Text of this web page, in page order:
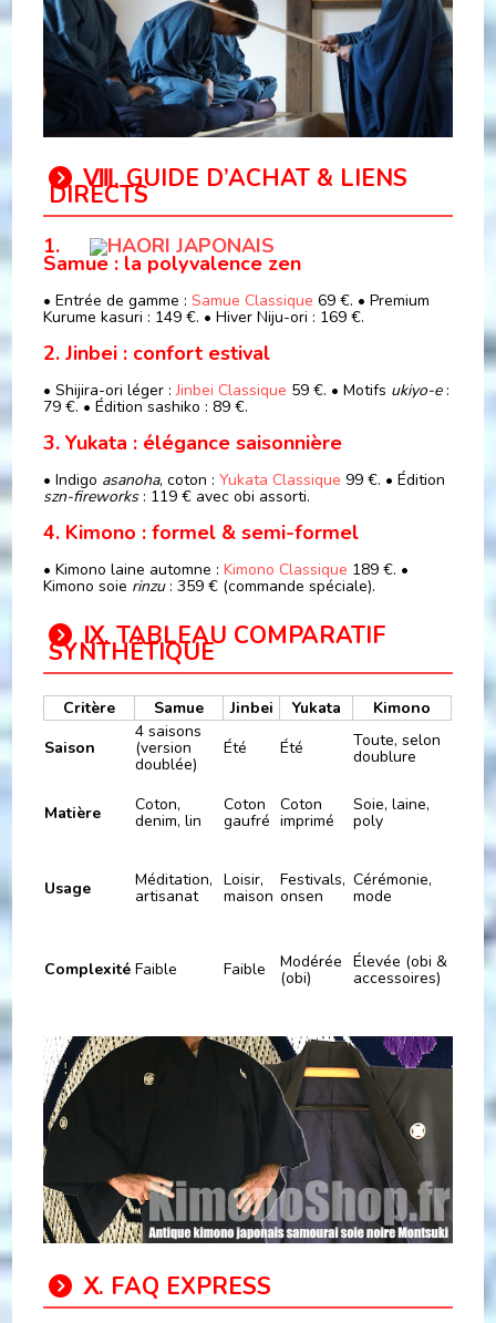
Ⅷ. GUIDE D’ACHAT & LIENS
DIRECTS
1.
Samue : la polyvalence zen
• Entrée de gamme :Samue Classique 69 €. • Premium
Kurume kasuri : 149 €. • Hiver Niju-ori : 169 €.
2. Jinbei : confort estival
• Shijira-ori léger :Jinbei Classique 59 €. • Motifs ukiyo-e:
79 €. • Édition sashiko : 89 €.
3. Yukata : élégance saisonnière
• Indigo asanoha, coton :Yukata Classique 99 €. • Édition
szn-fireworks: 119 € avec obi assorti.
4. Kimono : formel & semi-formel
• Kimono laine automne :Kimono Classique 189 €. •
Kimono soie rinzu: 359 € (commande spéciale).
Ⅸ. TABLEAU COMPARATIF
SYNTHÉTIQUE
Critère Samue Jinbei Yukata
Kimono
Saison
4 saisons
(version
doublée)
Été Été Toute, selon
doublure
Matière Coton,
denim, lin
Coton
gaufré
Coton
imprimé
Soie, laine,
poly
Usage Méditation,
artisanat
Loisir,
maison
Festivals,
onsen
Cérémonie,
mode
Complexité Faible Faible Modérée
(obi)
Élevée (obi &
accessoires)
Ⅹ. FAQ EXPRESS